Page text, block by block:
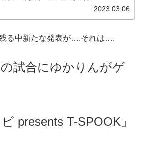
2023.03.06
る中新たな発表が….それは….
試合にゆかりんがゲ
presents T-SPOOK」